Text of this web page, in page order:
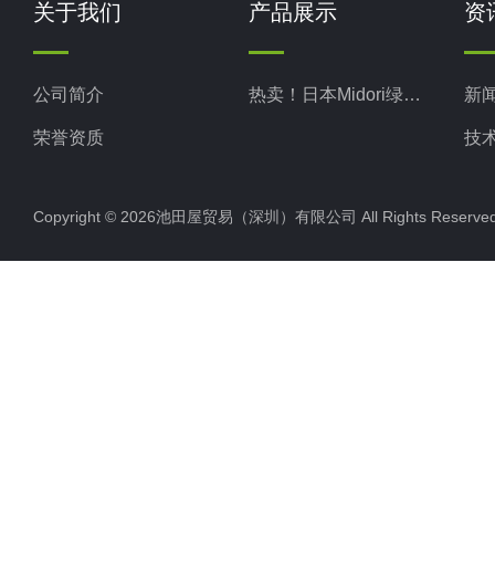
关于我们
公司简介
荣誉资质
产品展示
热卖！日本Midori绿安全
资
新
技
Copyright © 2026池田屋贸易（深圳）有限公司 All Rights